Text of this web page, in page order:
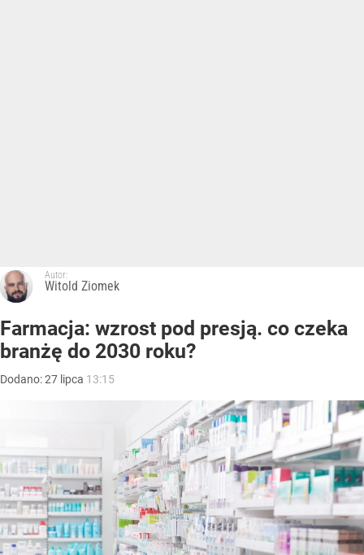
Autor:
Witold Ziomek
Farmacja: wzrost pod presją. co czeka
branżę do 2030 roku?
Dodano:27 lipca 13:15